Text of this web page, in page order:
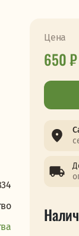
Цена
650 ₽